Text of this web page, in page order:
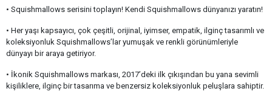
• Squishmallows serisini toplayın! Kendi Squishmallows dünyanızı yaratın!
• Her yaşı kapsayıcı, çok çeşitli, orijinal, iyimser, empatik, ilginç tasarımlı ve
koleksiyonluk Squishmallows’lar yumuşak ve renkli görünümleriyle
dünyayı bir araya getiriyor.
• İkonik Squishmallows markası, 2017’deki ilk çıkışından bu yana sevimli
kişiliklere, ilginç bir tasarıma ve benzersiz koleksiyonluk peluşlara sahiptir.